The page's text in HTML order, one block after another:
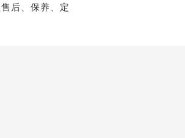
心（需提前预约）